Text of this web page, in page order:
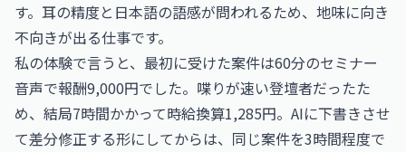
す。耳の精度と日本語の語感が問われるため、地味に向き
不向きが出る仕事です。
私の体験で言うと、最初に受けた案件は60分のセミナー
音声で報酬9,000円でした。喋りが速い登壇者だったた
め、結局7時間かかって時給換算1,285円。AIに下書きさせ
て差分修正する形にしてからは、同じ案件を3時間程度で